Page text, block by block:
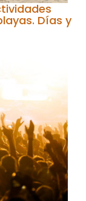
Días y